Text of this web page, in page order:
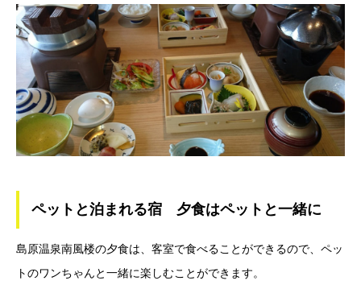
ペットと泊まれる宿 夕食はペットと一緒に
島原温泉南風楼の夕食は、客室で食べることができるので、ペッ
トのワンちゃんと一緒に楽しむことができます。